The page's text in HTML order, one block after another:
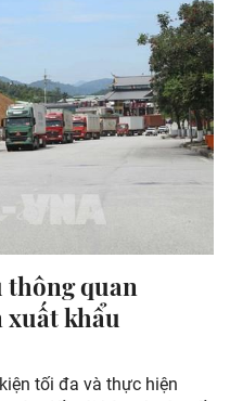
thông quan
xuất khẩu
tối đa và thực hiện